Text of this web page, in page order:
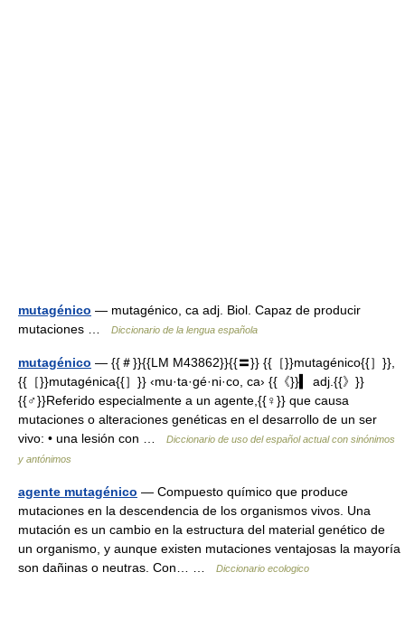
mutagénico — mutagénico, ca adj. Biol. Capaz de producir
mutaciones …
Diccionario de la lengua española
mutagénico — {{＃}}{{LM M43862}}{{〓}} {{［}}mutagénico{{］}},
{{［}}mutagénica{{］}} ‹mu·ta·gé·ni·co, ca› {{《}}▍ adj.{{》}}
{{♂}}Referido especialmente a un agente,{{♀}} que causa
mutaciones o alteraciones genéticas en el desarrollo de un ser
vivo: • una lesión con …
Diccionario de uso del español actual con sinónimos
y antónimos
agente mutagénico — Compuesto químico que produce
mutaciones en la descendencia de los organismos vivos. Una
mutación es un cambio en la estructura del material genético de
un organismo, y aunque existen mutaciones ventajosas la mayoría
son dañinas o neutras. Con… …
Diccionario ecologico